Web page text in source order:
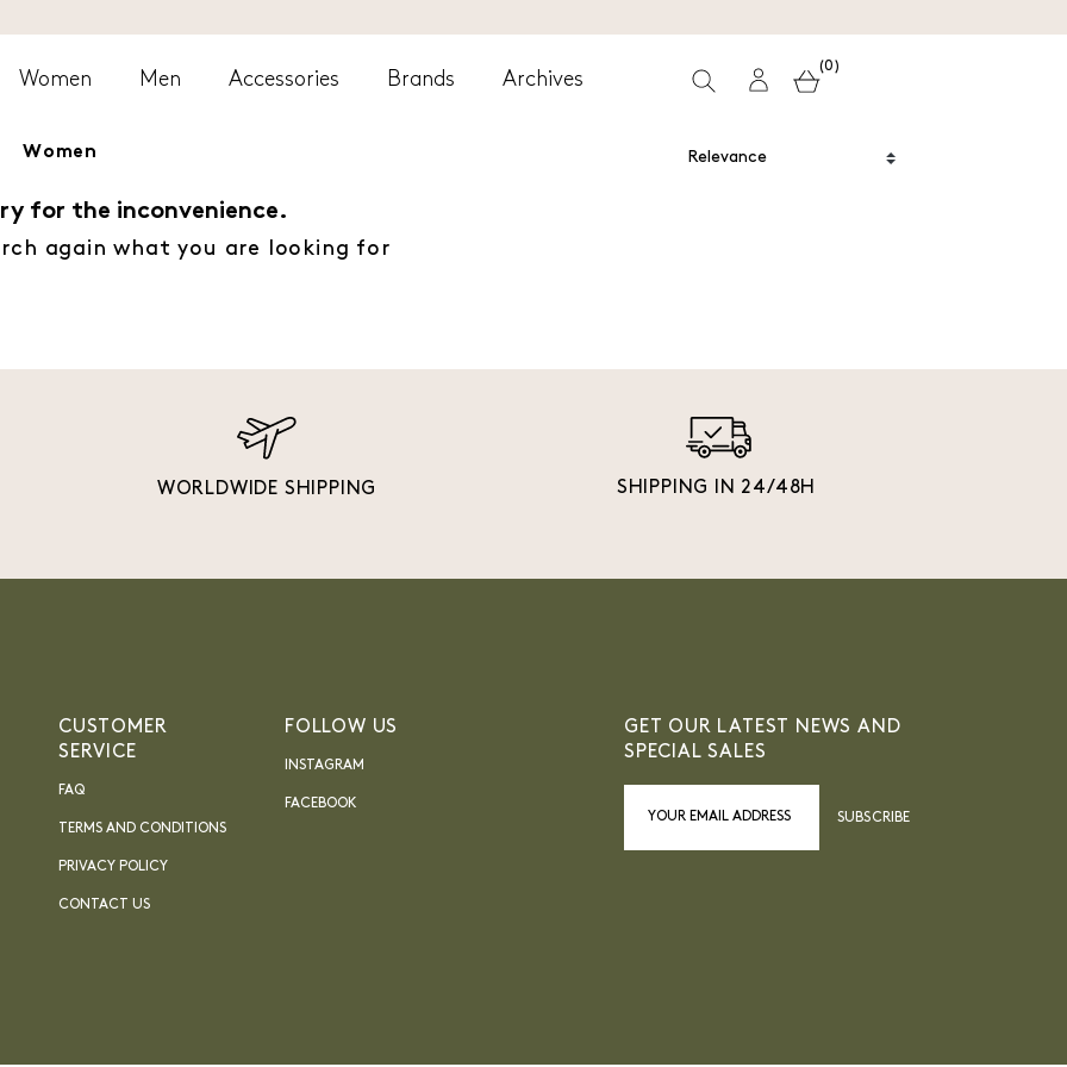
Women Men Accessories Brands Archives
(0)
Women
for the inconvenience.
again what you are looking for
WORLDWIDE SHIPPING SHIPPING IN 24/48H
CUSTOMER
SERVICE
FAQ
TERMS AND CONDITIONS
PRIVACY POLICY
CONTACT US
FOLLOW US
INSTAGRAM
FACEBOOK
GET OUR LATEST NEWS AND
SPECIAL SALES
SUBSCRIBE